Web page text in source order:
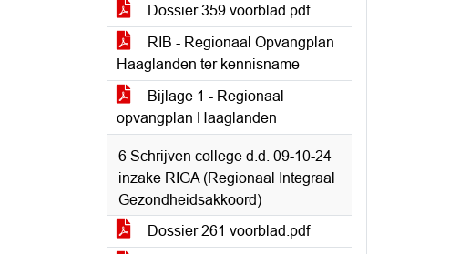
Dossier 359 voorblad.pdf
RIB - Regionaal Opvangplan
Haaglanden ter kennisname
Bijlage 1 - Regionaal
opvangplan Haaglanden
6 Schrijven college d.d. 09-10-24
inzake RIGA (Regionaal Integraal
Gezondheidsakkoord)
Dossier 261 voorblad.pdf